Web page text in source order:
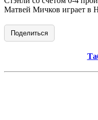
Матвей Мичков играет в
Поделиться